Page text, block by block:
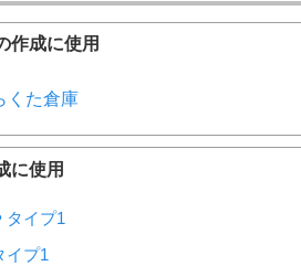
作成に使用
くた倉庫
に使用
タイプ1
イプ1